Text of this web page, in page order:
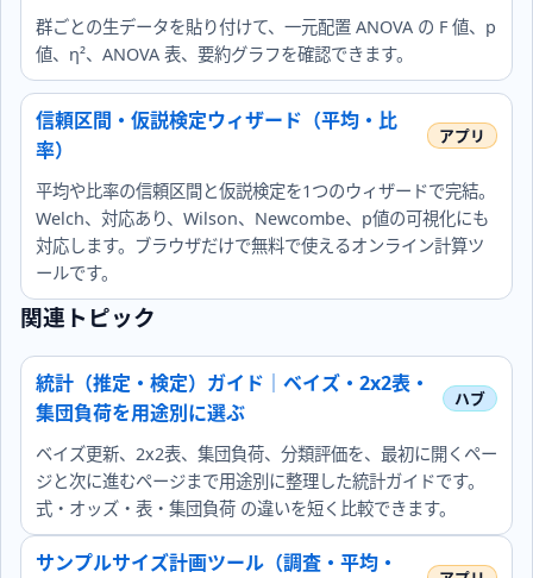
群ごとの生データを貼り付けて、一元配置 ANOVA の F 値、p
値、η²、ANOVA 表、要約グラフを確認できます。
信頼区間・仮説検定ウィザード（平均・比
率）
平均や比率の信頼区間と仮説検定を1つのウィザードで完結。
Welch、対応あり、Wilson、Newcombe、p値の可視化にも
対応します。ブラウザだけで無料で使えるオンライン計算ツ
ールです。
関連トピック
統計（推定・検定）ガイド｜ベイズ・2x2表・
集団負荷を用途別に選ぶ
ベイズ更新、2x2表、集団負荷、分類評価を、最初に開くペー
ジと次に進むページまで用途別に整理した統計ガイドです。
式・オッズ・表・集団負荷 の違いを短く比較できます。
サンプルサイズ計画ツール（調査・平均・